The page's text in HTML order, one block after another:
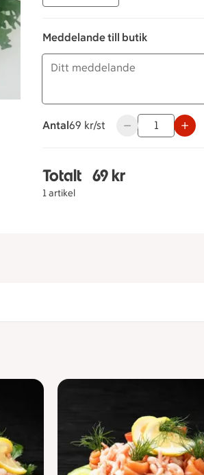
Meddelande till butik
Antal
69 kronor styck
69 kr/st Använd
Totalt
1 artikel
Totalt 1 stycken
69 kr